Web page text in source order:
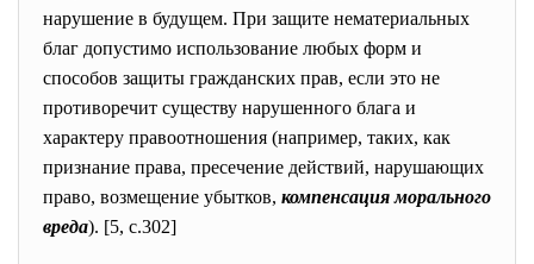
нарушение в будущем. При защите нематериальных
благ допустимо использование любых форм и
способов защиты гражданских прав, если это не
противоречит существу нарушенного блага и
характеру правоотношения (например, таких, как
признание права, пресечение действий, нарушающих
право, возмещение убытков, компенсация морального
вреда). [5, с.302]